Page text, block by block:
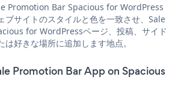
Promotion Bar Spacious for WordPress
ブサイトのスタイルと色を一致させ、Sale
for WordPressページ、投稿、サイド
好きな場所に追加します地点。
Promotion Bar App on Spacious